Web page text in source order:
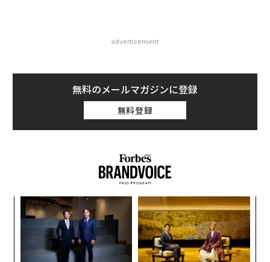
advertisement
無料のメールマガジンに登録
無料登録